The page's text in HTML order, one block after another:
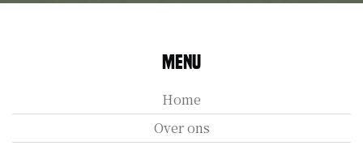
Menu
Home
Over ons